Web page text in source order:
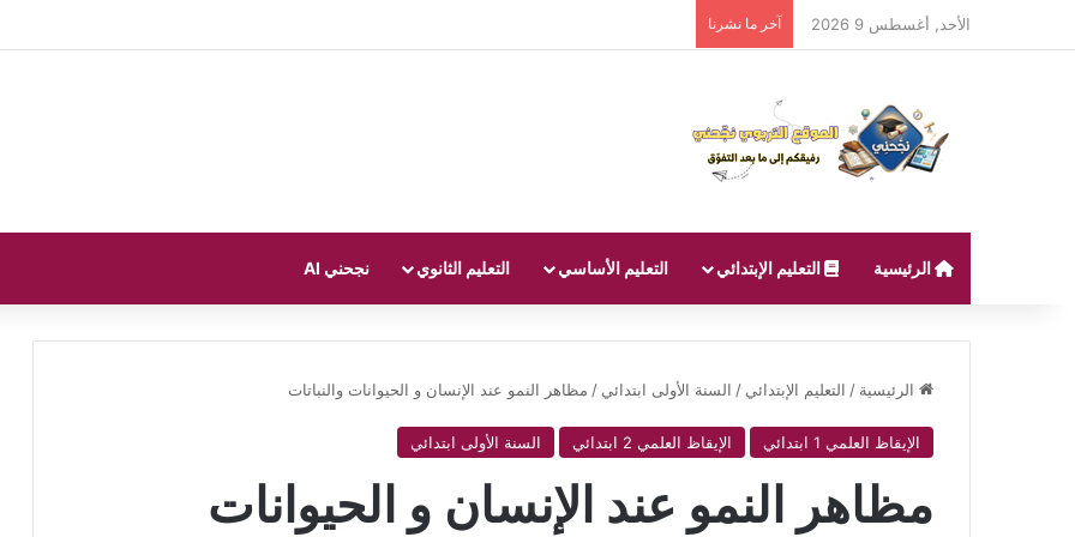
الأحد, أغسطس 9 2026 آخر ما نشرنا
الرئيسية التعليم الإبتدائي التعليم الأساسي التعليم الثانوي نجحني AI
الرئيسية / التعليم الإبتدائي / السنة الأولى ابتدائي / مظاهر النمو عند الإنسان و الحيوانات والنباتات
الإيقاظ العلمي 1 ابتدائي الإيقاظ العلمي 2 ابتدائي السنة الأولى ابتدائي
مظاهر النمو عند الإنسان و الحيوانات